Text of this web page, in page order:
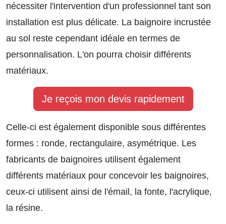
nécessiter l'intervention d'un professionnel tant son
installation est plus délicate. La baignoire incrustée
au sol reste cependant idéale en termes de
personnalisation. L'on pourra choisir différents
matériaux.
Je reçois mon devis rapidement
Celle-ci est également disponible sous différentes
formes : ronde, rectangulaire, asymétrique. Les
fabricants de baignoires utilisent également
différents matériaux pour concevoir les baignoires,
ceux-ci utilisent ainsi de l'émail, la fonte, l'acrylique,
la résine.